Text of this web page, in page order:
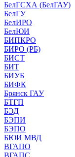
БелГСХА (БелГАУ)
БелГУ
БелИРО
БелЮИ
БИПКРО
БИРО (РБ)
БИСТ
БИТ
БИУБ
БИФК
Брянск ГАУ
БТГП
БЭД
БЭПИ
БЭПО
БЮИ МВД
ВГАПО
ВГАПС